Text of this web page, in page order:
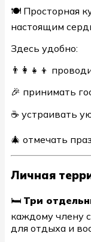
🍽 Просторная
настоящим
Здесь удобно:
👨‍👩‍👧‍👦
🎉 принимать
☕ устраивать
🎄 отмечать
Личная
🛏 Три
каждому члену
для отдыха и